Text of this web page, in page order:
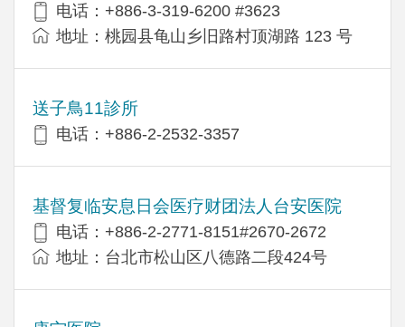
电话：+886-3-319-6200 #3623
地址：桃园县龟山乡旧路村顶湖路 123 号
送子鳥11診所
电话：+886-2-2532-3357
基督复临安息日会医疗财团法人台安医院
电话：+886-2-2771-8151#2670-2672
地址：台北市松山区八德路二段424号